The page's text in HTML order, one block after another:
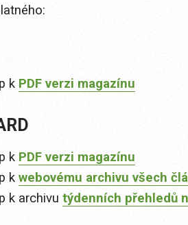
k PDF verzi magazínu
k PDF verzi magazínu
k webovému archivu všech
k archivu týdenních přehledů